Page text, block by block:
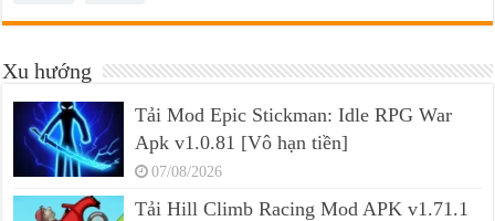
Xu hướng
Tải Mod Epic Stickman: Idle RPG War
Apk v1.0.81 [Vô hạn tiền]
07/08/2026
Tải Hill Climb Racing Mod APK v1.71.1